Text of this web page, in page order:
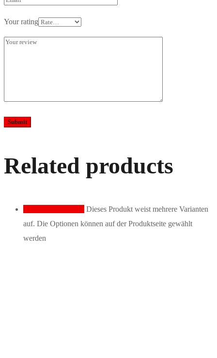
Your rating
Related products
Dieses Produkt weist mehrere Varianten
auf. Die Optionen können auf der Produktseite gewählt
werden